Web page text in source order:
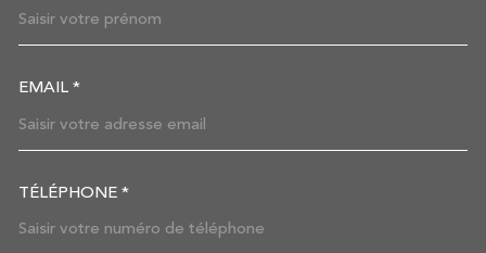
EMAIL *
TÉLÉPHONE *